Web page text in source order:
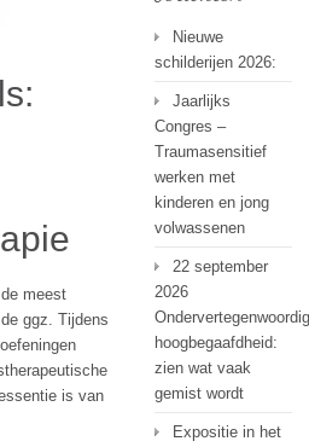
meest
ggz. Tijdens
is van
Nieuwe
schilderijen 2026:
Jaarlijks
Congres –
Traumasensitief
werken met
kinderen en jong
volwassenen
22 september
2026
hoogbegaafdheid:
zien wat vaak
gemist wordt
Expositie in het